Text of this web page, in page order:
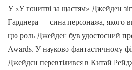
У «У гонитві за щастям» Джейден
Гарднера — сина персонажа, якого
цю роль Джейден був удостоєний
Awards. У науково-фантастичному
Джейден перевтілився в Китай